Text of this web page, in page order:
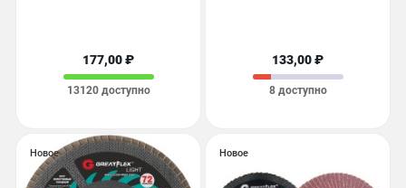
177,00 ₽
13120 доступно
133,00 ₽
8 доступно
Новое Новое